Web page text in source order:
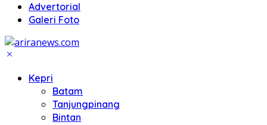
Advertorial
Galeri Foto
Kepri
Batam
Tanjungpinang
Bintan